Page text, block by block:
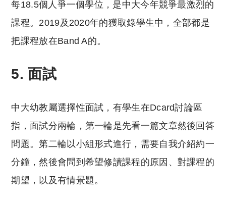
每18.5個人爭一個學位，是中大今年競爭最激烈的
課程。2019及2020年的獲取錄學生中，全部都是
把課程放在Band A的。
5. 面試
中大幼教屬選擇性面試，有學生在Dcard討論區
指，面試分兩輪，第一輪是先看一篇文章然後回答
問題。第二輪以小組形式進行，需要自我介紹約一
分鐘，然後會問到希望修讀課程的原因、對課程的
期望，以及有情景題。